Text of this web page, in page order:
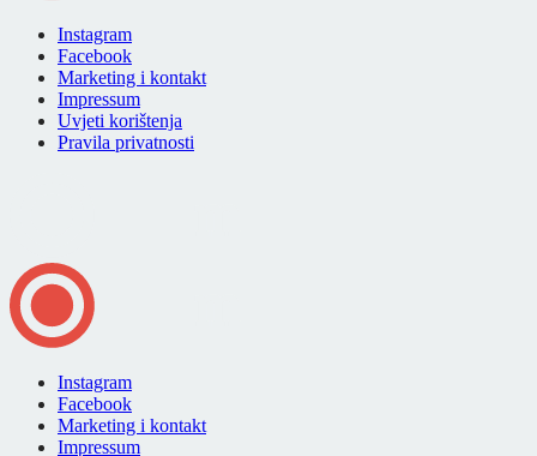
Instagram
Facebook
Marketing i kontakt
Impressum
Uvjeti korištenja
Pravila privatnosti
Instagram
Facebook
Marketing i kontakt
Impressum